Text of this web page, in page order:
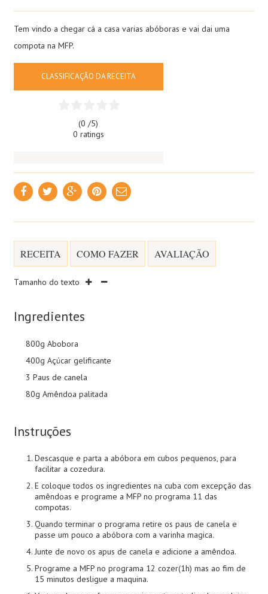
Tem vindo a chegar cá a casa varias abóboras e vai dai uma
compota na MFP.
CLASSIFICAÇÃO DA RECEITA
(0 /5)
0 ratings
RECEITA COMO FAZER AVALIAÇÃO
Tamanho do texto
Ingredientes
800g Abobora
400g Açúcar gelificante
3 Paus de canela
80g Amêndoa palitada
Instruções
Descasque e parta a abóbora em cubos pequenos, para
facilitar a cozedura.
E coloque todos os ingredientes na cuba com excepção das
amêndoas e programe a MFP no programa 11 das
compotas.
Quando terminar o programa retire os paus de canela e
passe um pouco a abóbora com a varinha magica.
Junte de novo os apus de canela e adicione a amêndoa.
Programe a MFP no programa 12 cozer(1h) mas ao fim de
15 minutos desligue a maquina.